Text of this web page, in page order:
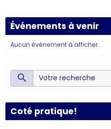
Événements à venir
Aucun évènement à afficher.
Coté pratique!